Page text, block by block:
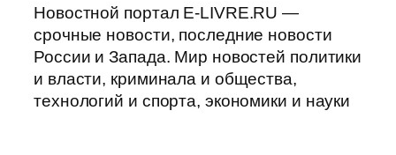
Новостной портал E-LIVRE.RU —
срочные новости, последние новости
России и Запада. Мир новостей политики
и власти, криминала и общества,
технологий и спорта, экономики и науки